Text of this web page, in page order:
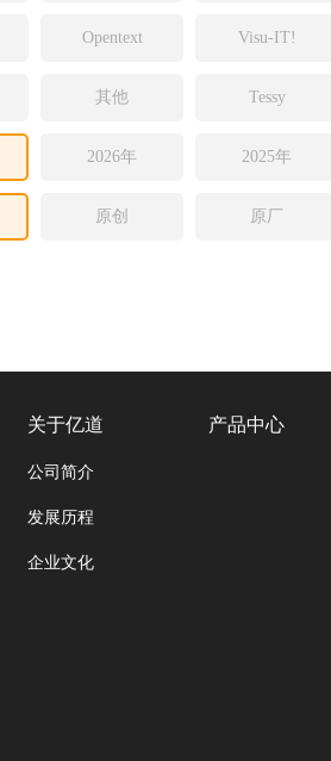
Opentext Visu-IT!
其他 Tessy
2026年 2025年
原创 原厂
关于亿道
公司简介
发展历程
企业文化
产品中心